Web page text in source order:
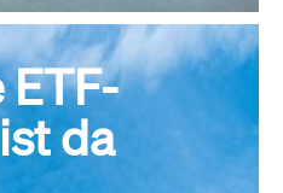
ETF-
da